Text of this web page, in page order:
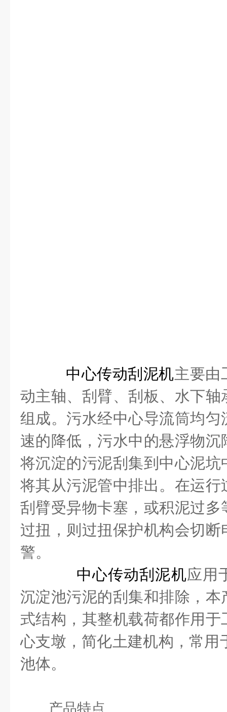
中心传动刮泥机主要由
动主轴、刮臂、刮板、水下
组成。污水经中心导流筒均
速的降低，污水中的悬浮物
将沉淀的污泥刮集到中心泥
将其从污泥管中排出。在运
刮臂受异物卡塞，或积泥过
过扭，则过扭保护机构会切
警。
中心传动刮泥机应用
沉淀池污泥的刮集和排除，
式结构，其整机载荷都作用
心支墩，简化土建机构，常用
池体。
产品特点